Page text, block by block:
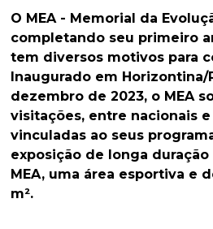
O MEA - Memorial da
completando seu primeiro
tem diversos motivos para
Inaugurado em Horizontina/
dezembro de 2023, o MEA
visitações, entre nacionais
vinculadas ao seus
exposição de longa duração
MEA, uma área esportiva e
m².